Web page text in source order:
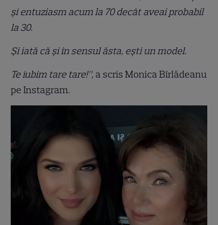
și entuziasm acum la 70 decât aveai probabil
la 30.
Și iată că și în sensul ăsta, ești un model.
Te iubim tare tare!”, a scris Monica Bîrlădeanu
pe Instagram.